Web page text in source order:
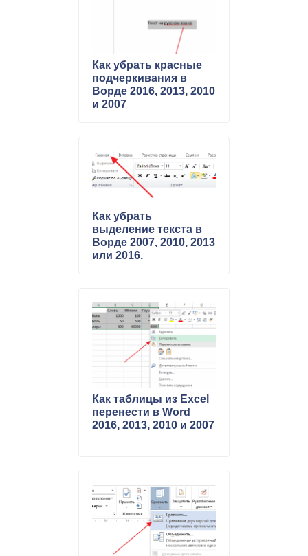
Как убрать красные
подчеркивания в
Ворде 2016, 2013, 2010
и 2007
Как убрать
выделение текста в
Ворде 2007, 2010, 2013
или 2016.
Как таблицы из Excel
перенести в Word
2016, 2013, 2010 и 2007